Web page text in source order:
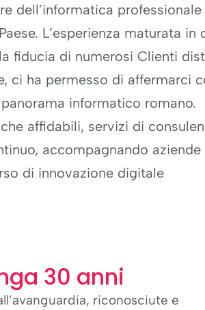
dell’informatica professionale
L’esperienza maturata in
fiducia di numerosi Clienti
ci ha permesso di affermarci
informatico romano.
affidabili, servizi di
accompagnando aziende
di innovazione digitale
30 anni
riconosciute e